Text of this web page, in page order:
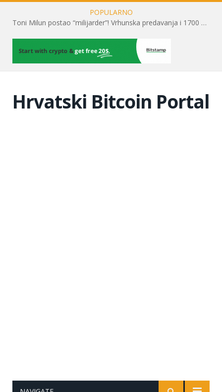
POPULARNO
Toni Milun postao “milijarder”! Vrhunska predavanja i 1700 posjetitelja obilježili su mjesec financijske pismenosti
Hrvatski Bitcoin Portal